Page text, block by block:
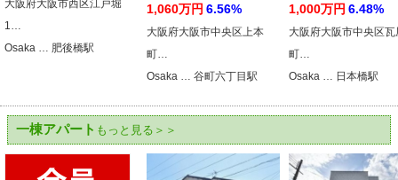
大阪府大阪市西区江戸堀
1…
Osaka … 肥後橋駅
1,060万円 6.56%
大阪府大阪市中央区上本
町…
Osaka … 谷町六丁目駅
1,000万円 6.48%
大阪府大阪市中央区瓦
町…
Osaka … 日本橋駅
一棟アパート もっと見る＞＞